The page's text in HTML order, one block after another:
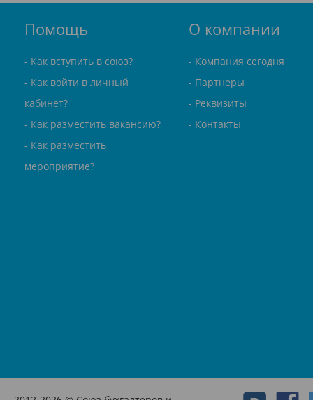
Помощь
Как вступить в союз?
Как войти в личный
кабинет?
Как разместить вакансию?
Как разместить
мероприятие?
О компании
Компания сегодня
Партнеры
Реквизиты
Контакты